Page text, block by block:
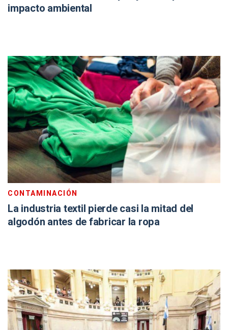
impacto ambiental
CONTAMINACIÓN
La industria textil pierde casi la mitad del
algodón antes de fabricar la ropa